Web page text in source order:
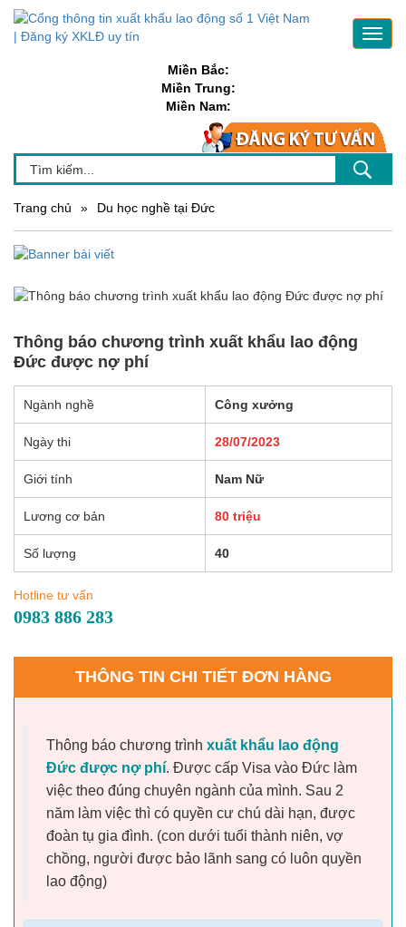
Miền Bắc:
Miền Trung:
Miền Nam:
Trang chủ » Du học nghề tại Đức
Thông báo chương trình xuất khẩu lao động
Đức được nợ phí
Ngành nghề Công xưởng
Ngày thi 28/07/2023
Giới tính Nam Nữ
Lương cơ bản 80 triệu
Số lượng 40
Hotline tư vấn
0983 886 283
THÔNG TIN CHI TIẾT ĐƠN HÀNG
Thông báo chương trình xuất khẩu lao động
Đức được nợ phí. Được cấp Visa vào Đức làm
việc theo đúng chuyên ngành của mình. Sau 2
năm làm việc thì có quyền cư chú dài hạn, được
đoàn tụ gia đình. (con dưới tuổi thành niên, vợ
chồng, người được bảo lãnh sang có luôn quyền
lao động)